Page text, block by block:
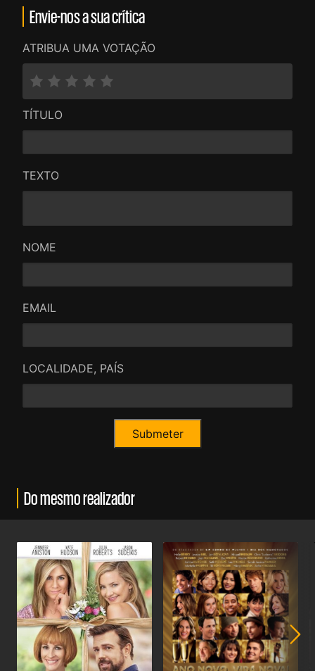
Envie-nos a sua crítica
ATRIBUA UMA VOTAÇÃO
TÍTULO
TEXTO
NOME
EMAIL
LOCALIDADE, PAÍS
Do mesmo realizador